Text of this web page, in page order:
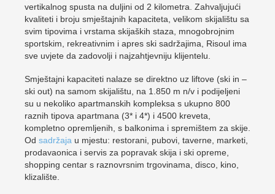
vertikalnog spusta na duljini od 2 kilometra. Zahvaljujući
kvaliteti i broju smještajnih kapaciteta, velikom skijalištu sa
svim tipovima i vrstama skijaških staza, mnogobrojnim
sportskim, rekreativnim i apres ski sadržajima, Risoul ima
sve uvjete da zadovolji i najzahtjevniju klijentelu.
Smještajni kapaciteti nalaze se direktno uz liftove (ski in –
ski out) na samom skijalištu, na 1.850 m n/v i podijeljeni
su u nekoliko apartmanskih kompleksa s ukupno 800
raznih tipova apartmana (3* i 4*) i 4500 kreveta,
kompletno opremljenih, s balkonima i spremištem za skije.
Od sadržaja u mjestu: restorani, pubovi, taverne, marketi,
prodavaonica i servis za popravak skija i ski opreme,
shopping centar s raznovrsnim trgovinama, disco, kino,
klizalište.